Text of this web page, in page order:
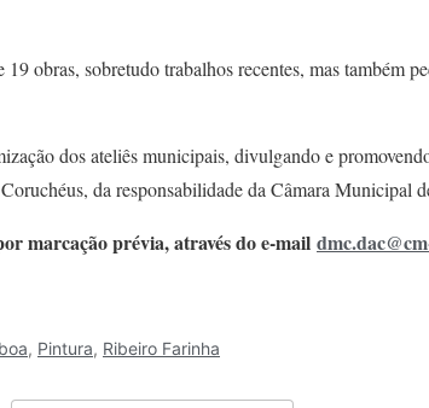
obras, sobretudo trabalhos recentes, mas também
dos ateliês municipais, divulgando e
da responsabilidade da Câmara Municipal
marcação prévia, através do e-mail
, Pintura, Ribeiro Farinha